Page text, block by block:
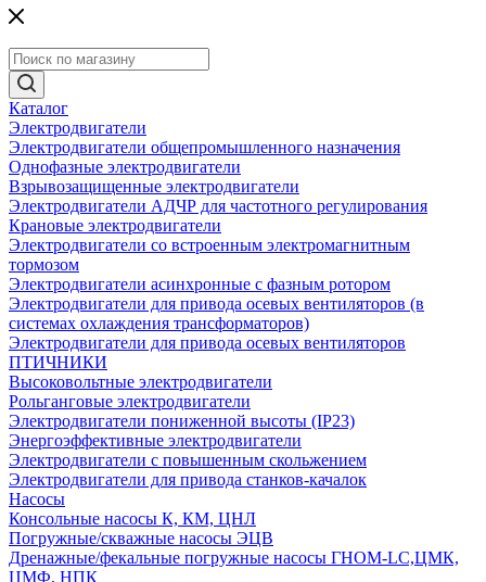
Каталог
Электродвигатели
Электродвигатели общепромышленного назначения
Однофазные электродвигатели
Взрывозащищенные электродвигатели
Электродвигатели АДЧР для частотного регулирования
Крановые электродвигатели
Электродвигатели со встроенным электромагнитным
тормозом
Электродвигатели асинхронные с фазным ротором
Электродвигатели для привода осевых вентиляторов (в
системах охлаждения трансформаторов)
Электродвигатели для привода осевых вентиляторов
ПТИЧНИКИ
Высоковольтные электродвигатели
Рольганговые электродвигатели
Электродвигатели пониженной высоты (IP23)
Энергоэффективные электродвигатели
Электродвигатели с повышенным скольжением
Электродвигатели для привода станков-качалок
Насосы
Консольные насосы К, КМ, ЦНЛ
Погружные/скважные насосы ЭЦВ
Дренажные/фекальные погружные насосы ГНОМ-LC,ЦМК,
ЦМФ, НПК